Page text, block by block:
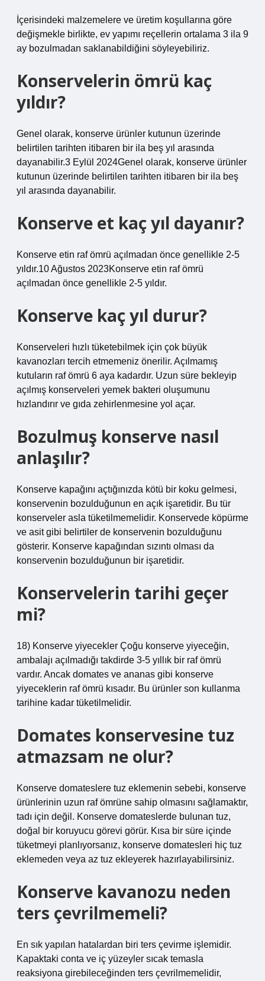
İçerisindeki malzemelere ve üretim koşullarına göre
değişmekle birlikte, ev yapımı reçellerin ortalama 3 ila 9
ay bozulmadan saklanabildiğini söyleyebiliriz.
Konservelerin ömrü kaç
yıldır?
Genel olarak, konserve ürünler kutunun üzerinde
belirtilen tarihten itibaren bir ila beş yıl arasında
dayanabilir.3 Eylül 2024Genel olarak, konserve ürünler
kutunun üzerinde belirtilen tarihten itibaren bir ila beş
yıl arasında dayanabilir.
Konserve et kaç yıl dayanır?
Konserve etin raf ömrü açılmadan önce genellikle 2-5
yıldır.10 Ağustos 2023Konserve etin raf ömrü
açılmadan önce genellikle 2-5 yıldır.
Konserve kaç yıl durur?
Konserveleri hızlı tüketebilmek için çok büyük
kavanozları tercih etmemeniz önerilir. Açılmamış
kutuların raf ömrü 6 aya kadardır. Uzun süre bekleyip
açılmış konserveleri yemek bakteri oluşumunu
hızlandırır ve gıda zehirlenmesine yol açar.
Bozulmuş konserve nasıl
anlaşılır?
Konserve kapağını açtığınızda kötü bir koku gelmesi,
konservenin bozulduğunun en açık işaretidir. Bu tür
konserveler asla tüketilmemelidir. Konservede köpürme
ve asit gibi belirtiler de konservenin bozulduğunu
gösterir. Konserve kapağından sızıntı olması da
konservenin bozulduğunun bir işaretidir.
Konservelerin tarihi geçer
mi?
18) Konserve yiyecekler Çoğu konserve yiyeceğin,
ambalajı açılmadığı takdirde 3-5 yıllık bir raf ömrü
vardır. Ancak domates ve ananas gibi konserve
yiyeceklerin raf ömrü kısadır. Bu ürünler son kullanma
tarihine kadar tüketilmelidir.
Domates konservesine tuz
atmazsam ne olur?
Konserve domateslere tuz eklemenin sebebi, konserve
ürünlerinin uzun raf ömrüne sahip olmasını sağlamaktır,
tadı için değil. Konserve domateslerde bulunan tuz,
doğal bir koruyucu görevi görür. Kısa bir süre içinde
tüketmeyi planlıyorsanız, konserve domatesleri hiç tuz
eklemeden veya az tuz ekleyerek hazırlayabilirsiniz.
Konserve kavanozu neden
ters çevrilmemeli?
En sık yapılan hatalardan biri ters çevirme işlemidir.
Kapaktaki conta ve iç yüzeyler sıcak temasla
reaksiyona girebileceğinden ters çevrilmemelidir,